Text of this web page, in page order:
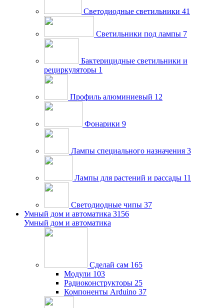
Светодиодные светильники 41
Светильники под лампы 7
Бактерицидные светильники и
рециркуляторы 1
Профиль алюминиевый 12
Фонарики 9
Лампы специального назначения 3
Лампы для растений и рассады 11
Светодиодные чипы 37
Умный дом и автоматика 3156
Умный дом и автоматика
Сделай сам 165
Модули 103
Радиоконструкторы 25
Компоненты Arduino 37